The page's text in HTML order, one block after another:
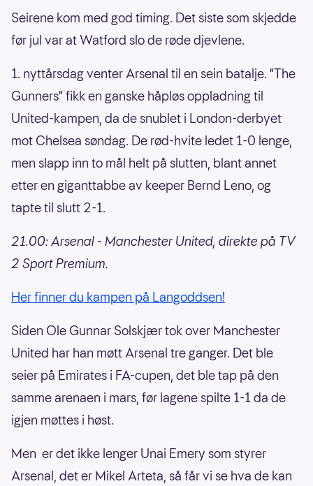
Seirene kom med god timing. Det siste som skjedde
før jul var at Watford slo de røde djevlene.
1. nyttårsdag venter Arsenal til en sein batalje. "The
Gunners" fikk en ganske håpløs oppladning til
United-kampen, da de snublet i London-derbyet
mot Chelsea søndag. De rød-hvite ledet 1-0 lenge,
men slapp inn to mål helt på slutten, blant annet
etter en giganttabbe av keeper Bernd Leno, og
tapte til slutt 2-1.
21.00: Arsenal - Manchester United, direkte på TV
2 Sport Premium.
Her finner du kampen på Langoddsen!
Siden Ole Gunnar Solskjær tok over Manchester
United har han møtt Arsenal tre ganger. Det ble
seier på Emirates i FA-cupen, det ble tap på den
samme arenaen i mars, før lagene spilte 1-1 da de
igjen møttes i høst.
Men er det ikke lenger Unai Emery som styrer
Arsenal, det er Mikel Arteta, så får vi se hva de kan